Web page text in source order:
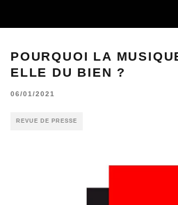
POURQUOI LA
ELLE DU BIEN ?
06/01/2021
REVUE DE PRESSE